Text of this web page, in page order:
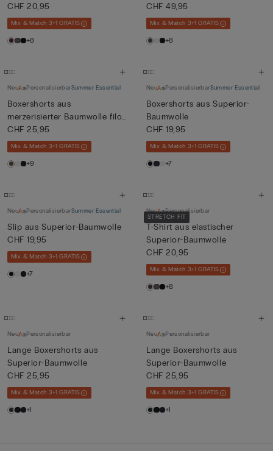
CHF 20,95
Mix & Match 3+1 GRATIS
+8
CHF 49,95
Mix & Match 3+1 GRATIS
+8
Neu PersonalisierbarSummer Essential
Boxershorts aus
merzerisierter Baumwolle filo
Prem...
CHF 25,95
Mix & Match 3+1 GRATIS
+9
Neu PersonalisierbarSummer Essential
Boxershorts aus Superior-
Baumwolle
CHF 19,95
Mix & Match 3+1 GRATIS
+7
Neu PersonalisierbarSummer Essential
Slip aus Superior-Baumwolle
CHF 19,95
Mix & Match 3+1 GRATIS
+7
STRETCH FIT
Neu Personalisierbar
T-Shirt aus elastischer
Superior-Baumwolle
CHF 20,95
Mix & Match 3+1 GRATIS
+8
Neu Personalisierbar
Lange Boxershorts aus
Superior-Baumwolle
CHF 25,95
Mix & Match 3+1 GRATIS
+1
Neu Personalisierbar
Lange Boxershorts aus
Superior-Baumwolle
CHF 25,95
Mix & Match 3+1 GRATIS
+1